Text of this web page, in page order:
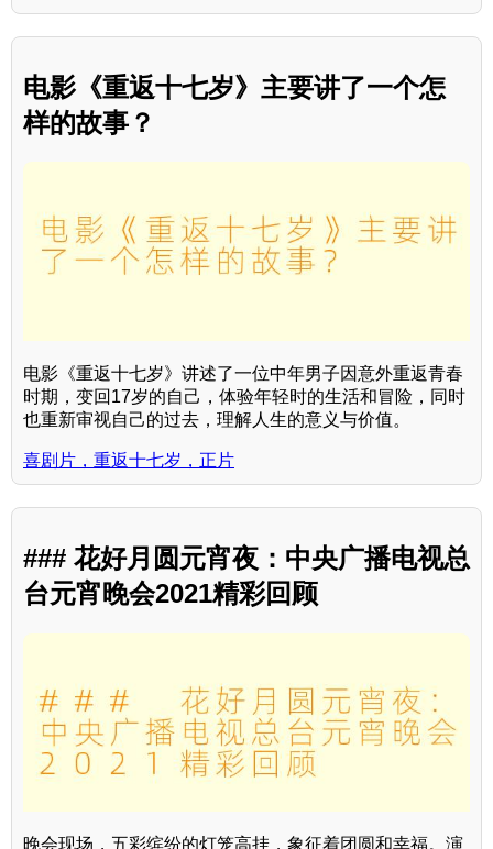
电影《重返十七岁》主要讲了一个怎
样的故事？
电影《重返十七岁》讲述了一位中年男子因意外重返青春
时期，变回17岁的自己，体验年轻时的生活和冒险，同时
也重新审视自己的过去，理解人生的意义与价值。
喜剧片，重返十七岁，正片
### 花好月圆元宵夜：中央广播电视总
台元宵晚会2021精彩回顾
晚会现场，五彩缤纷的灯笼高挂，象征着团圆和幸福。演